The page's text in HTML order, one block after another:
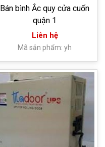
Bán bình Ắc quy cửa cuốn
quận 1
Liên hệ
Mã sản phẩm: yh